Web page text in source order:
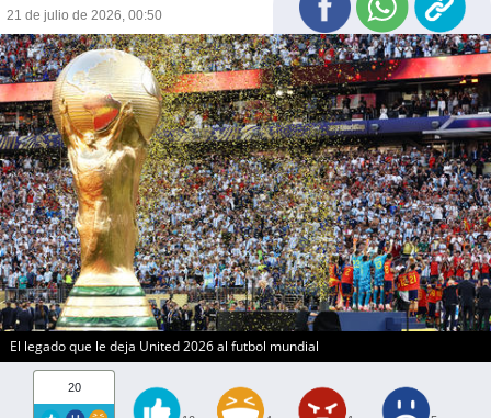
21 de julio de 2026, 00:50
El legado que le deja United 2026 al futbol mundial
20